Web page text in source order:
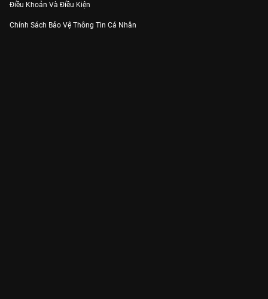
Điều Khoản Và Điều Kiện
Chính Sách Bảo Vệ Thông Tin Cá Nhân